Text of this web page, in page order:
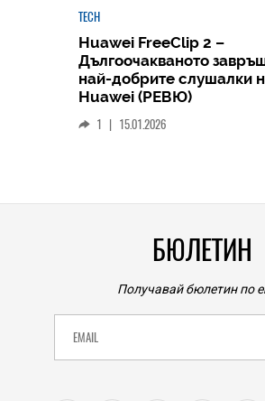
TECH
Huawei FreeClip 2 –
Дългоочакваното
най-добрите слушалки
Huawei (РЕВЮ)
1 | 15.01.2026
БЮЛЕТИН
Получавай бюлетин по